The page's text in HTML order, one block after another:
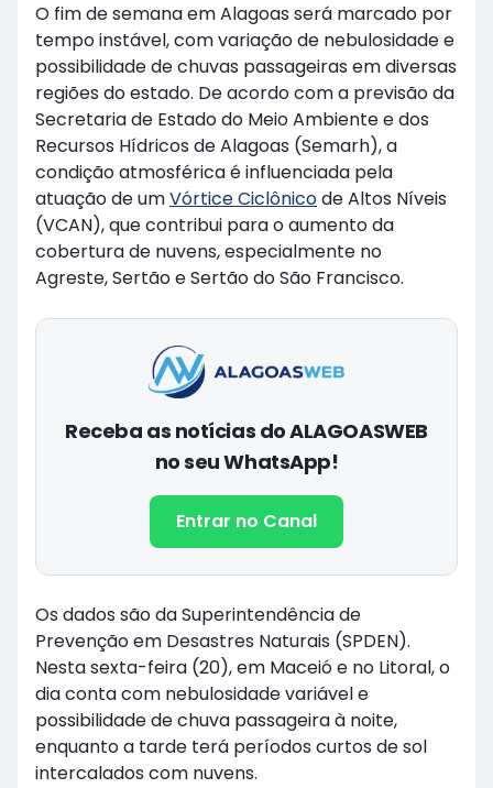
O fim de semana em Alagoas será marcado por
tempo instável, com variação de nebulosidade e
possibilidade de chuvas passageiras em diversas
regiões do estado. De acordo com a previsão da
Secretaria de Estado do Meio Ambiente e dos
Recursos Hídricos de Alagoas (Semarh), a
condição atmosférica é influenciada pela
atuação de umVórtice Ciclônicode Altos Níveis
(VCAN), que contribui para o aumento da
cobertura de nuvens, especialmente no
Agreste, Sertão e Sertão do São Francisco.
Receba as notícias do ALAGOASWEB
no seu WhatsApp!
Entrar no Canal
Os dados são da Superintendência de
Prevenção em Desastres Naturais (SPDEN).
Nesta sexta-feira (20), em Maceió e no Litoral, o
dia conta com nebulosidade variável e
possibilidade de chuva passageira à noite,
enquanto a tarde terá períodos curtos de sol
intercalados com nuvens.